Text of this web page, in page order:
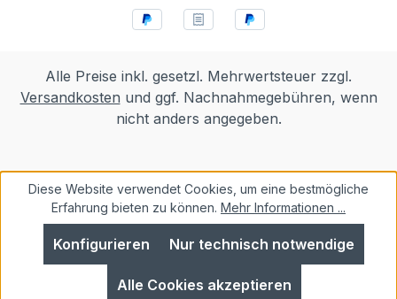
Alle Preise inkl. gesetzl. Mehrwertsteuer zzgl.
Versandkosten und ggf. Nachnahmegebühren, wenn
nicht anders angegeben.
Diese Website verwendet Cookies, um eine bestmögliche
Erfahrung bieten zu können. Mehr Informationen ...
Nur technisch notwendige
Konfigurieren
Alle Cookies akzeptieren